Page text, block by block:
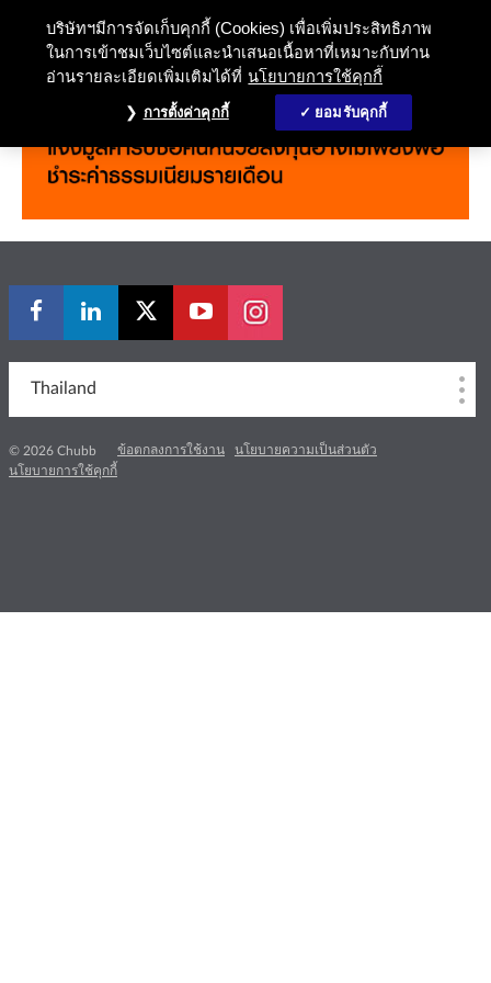
ข่าวสารและประกาศกองทุน
Thailand
© 2026 Chubb ข้อตกลงการใช้งาน
นโยบายความเป็นส่วนตัว
นโยบายการใช้คุกกี้
บริษัทฯมีการจัดเก็บคุกกี้ (Cookies) เพื่อเพิ่มประสิทธิภาพ
ในการเข้าชมเว็บไซต์และนำเสนอเนื้อหาที่เหมาะกับท่าน
อ่านรายละเอียดเพิ่มเติมได้ที่ นโยบายการใช้คุกกี้
การตั้งค่าคุกกี้ ยอมรับคุกกี้